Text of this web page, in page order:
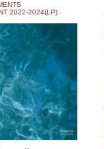
2022​-​2024(LP)